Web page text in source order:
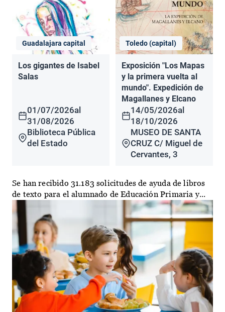
Guadalajara capital
Los gigantes de Isabel
Salas
01/07/2026al
31/08/2026
Biblioteca Pública
del Estado
Toledo (capital)
Exposición "Los Mapas
y la primera vuelta al
mundo". Expedición de
Magallanes y Elcano
14/05/2026al
18/10/2026
MUSEO DE SANTA
CRUZ C/ Miguel de
Cervantes, 3
Se han recibido 31.183 solicitudes de ayuda de libros
de texto para el alumnado de Educación Primaria y...